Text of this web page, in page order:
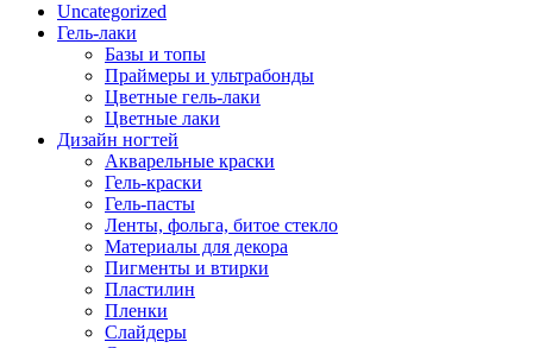
Uncategorized
Гель-лаки
Базы и топы
Праймеры и ультрабонды
Цветные гель-лаки
Цветные лаки
Дизайн ногтей
Акварельные краски
Гель-краски
Гель-пасты
Ленты, фольга, битое стекло
Материалы для декора
Пигменты и втирки
Пластилин
Пленки
Слайдеры